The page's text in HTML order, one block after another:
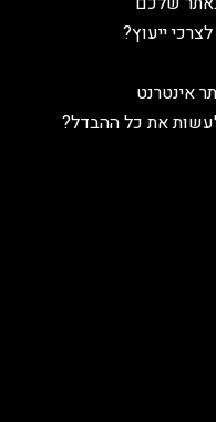
ייעוץ?
לעשות את כל ההבדל?